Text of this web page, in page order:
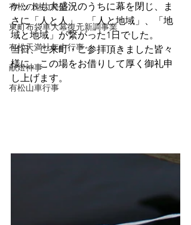
有松の魅力発信
東町布袋車大幕復元新調事業
有松天満社年中行事
献燈神事
有松山車行事
ケットも大盛況のうちに幕を閉じ、ま
さに「人と人」、「人と地域」、「地
域と地域」が繋がった1日でした。
当日、ご来町・ご参拝頂きました皆々
様に、この場をお借りして厚く御礼申
し上げます。